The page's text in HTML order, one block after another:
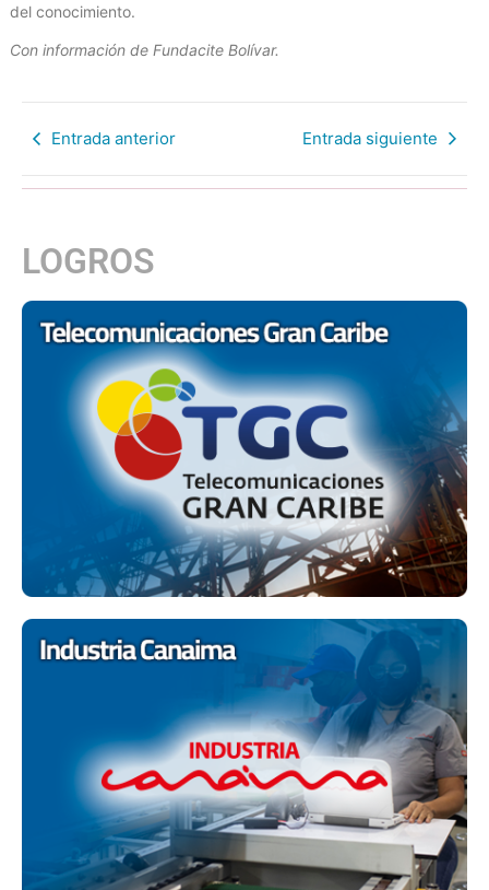
del conocimiento.
Con información de Fundacite Bolívar.
Entrada anterior Entrada siguiente
LOGROS